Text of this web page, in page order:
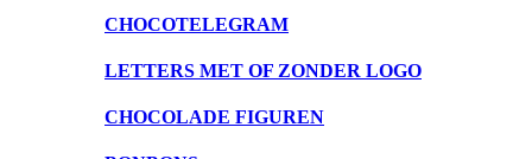
CHOCOTELEGRAM
LETTERS MET OF ZONDER LOGO
CHOCOLADE FIGUREN